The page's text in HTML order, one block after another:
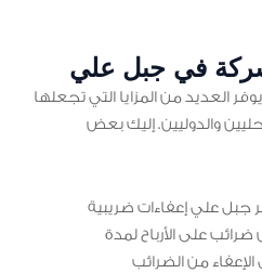
في جبل علي
يوفر العديد من المزايا التي تجعلها
والدوليين. إليك بعض
جبل علي إعفاءات ضريبية
على الأرباح لمدة
إلى الإعفاء من الضرائب